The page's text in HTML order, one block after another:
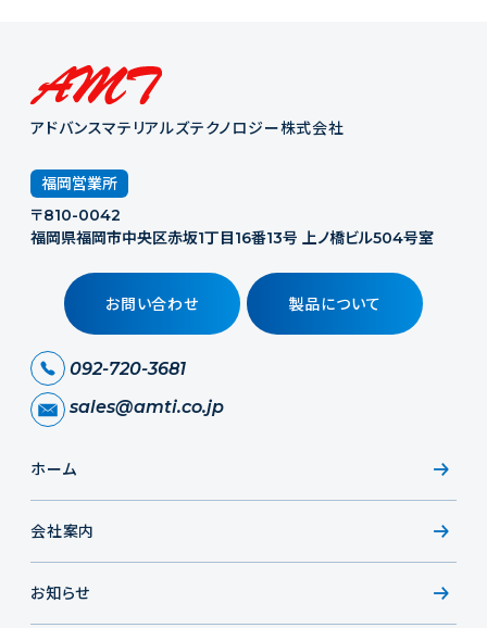
アドバンスマテリアルズテクノロジー株式会社
福岡営業所
〒810-0042
福岡県福岡市中央区赤坂1丁目16番13号 上ノ橋ビル504号室
お問い合わせ 製品について
092-720-3681
sales@amti.co.jp
ホーム
会社案内
お知らせ